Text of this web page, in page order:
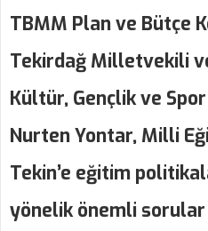
TBMM Plan ve Bütçe
Tekirdağ Milletvekili
Kültür, Gençlik ve
Nurten Yontar, Milli
Tekin’e eğitim
yönelik önemli